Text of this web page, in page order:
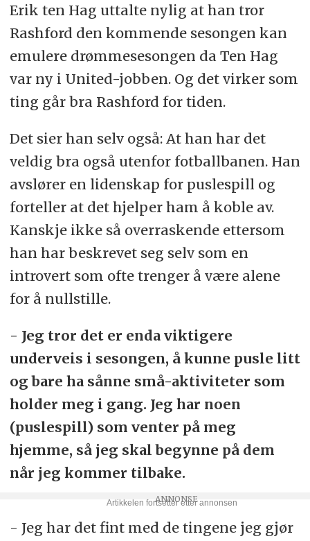
Erik ten Hag uttalte nylig at han tror
Rashford den kommende sesongen kan
emulere drømmesesongen da Ten Hag
var ny i United-jobben. Og det virker som
ting går bra Rashford for tiden.
Det sier han selv også: At han har det
veldig bra også utenfor fotballbanen. Han
avslører en lidenskap for puslespill og
forteller at det hjelper ham å koble av.
Kanskje ikke så overraskende ettersom
han har beskrevet seg selv som en
introvert som ofte trenger å være alene
for å nullstille.
- Jeg tror det er enda viktigere
underveis i sesongen, å kunne pusle litt
og bare ha sånne små-aktiviteter som
holder meg i gang. Jeg har noen
(puslespill) som venter på meg
hjemme, så jeg skal begynne på dem
når jeg kommer tilbake.
- Jeg har det fint med de tingene jeg gjør